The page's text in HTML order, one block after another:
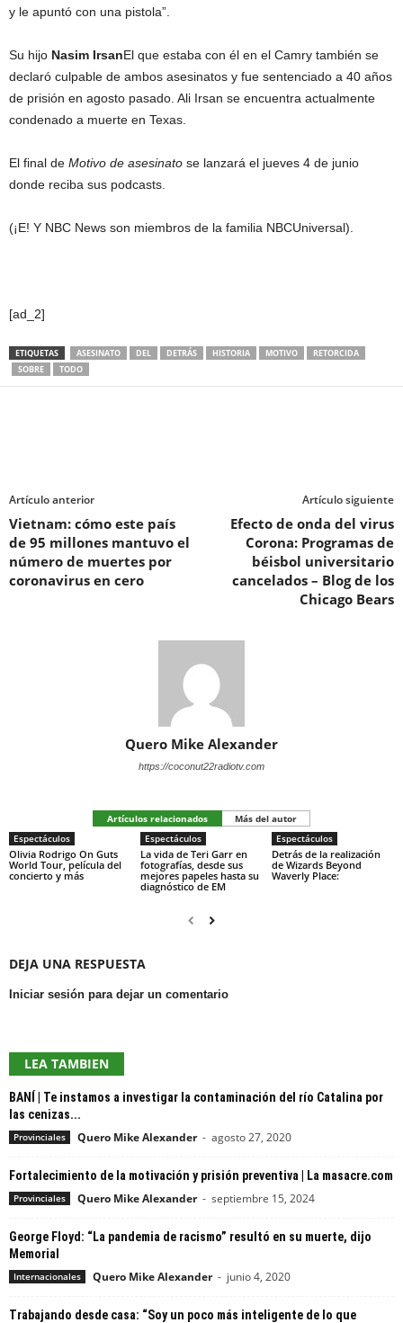
y le apuntó con una pistola”.
Su hijo Nasim IrsanEl que estaba con él en el Camry también se
declaró culpable de ambos asesinatos y fue sentenciado a 40 años
de prisión en agosto pasado. Ali Irsan se encuentra actualmente
condenado a muerte en Texas.
El final de Motivo de asesinato se lanzará el jueves 4 de junio
donde reciba sus podcasts.
(¡E! Y NBC News son miembros de la familia NBCUniversal).
[ad_2]
ETIQUETAS ASESINATO DEL DETRÁS HISTORIA MOTIVO
RETORCIDA
SOBRE
TODO
Artículo anterior
Vietnam: cómo este país
de 95 millones mantuvo el
número de muertes por
coronavirus en cero
Artículo siguiente
Efecto de onda del virus
Corona: Programas de
béisbol universitario
cancelados – Blog de los
Chicago Bears
Quero Mike Alexander
https://coconut22radiotv.com
Artículos relacionados
Más del autor
Espectáculos
Olivia Rodrigo On Guts
World Tour, película del
concierto y más
Espectáculos
La vida de Teri Garr en
fotografías, desde sus
mejores papeles hasta su
diagnóstico de EM
Espectáculos
Detrás de la realización
de Wizards Beyond
Waverly Place:
DEJA UNA RESPUESTA
Iniciar sesión para dejar un comentario
LEA TAMBIEN
BANÍ | Te instamos a investigar la contaminación del río Catalina por
las cenizas...
Provinciales Quero Mike Alexander - agosto 27, 2020
Fortalecimiento de la motivación y prisión preventiva | La masacre.com
Provinciales Quero Mike Alexander - septiembre 15, 2024
George Floyd: “La pandemia de racismo” resultó en su muerte, dijo
Memorial
Internacionales Quero Mike Alexander - junio 4, 2020
Trabajando desde casa: “Soy un poco más inteligente de lo que